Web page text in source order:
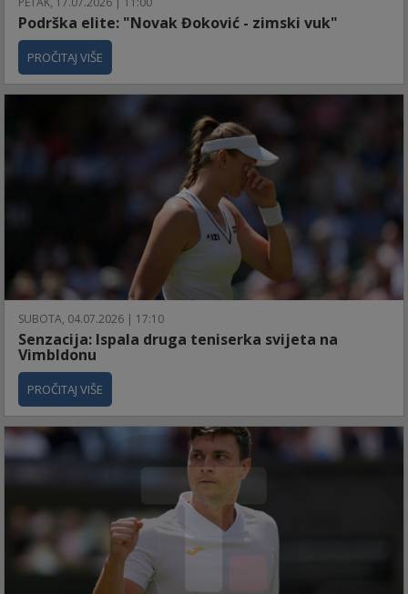
Podrška elite: "Novak Đoković - zimski vuk"
PROČITAJ VIŠE
SUBOTA, 04.07.2026 | 17:10
Senzacija: Ispala druga teniserka svijeta na
Vimbldonu
PROČITAJ VIŠE